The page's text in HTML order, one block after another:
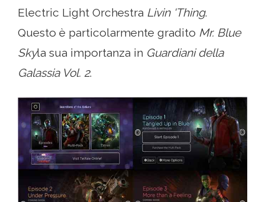
Electric Light Orchestra Livin 'Thing.
Questo è particolarmente gradito Mr. Blue
Skyla sua importanza in Guardiani della
Galassia Vol. 2.